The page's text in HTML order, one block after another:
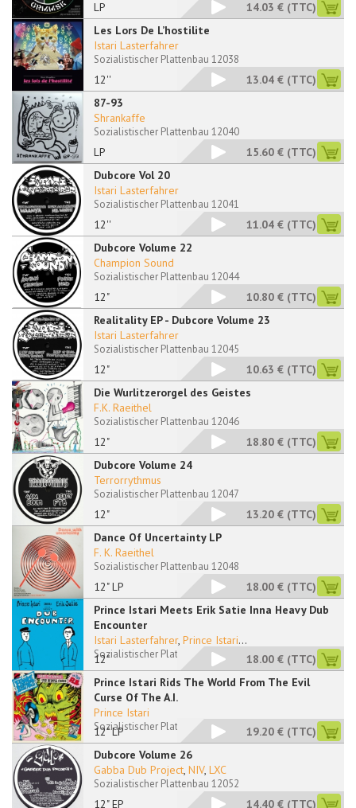
LP 14.03 € (TTC)
Les Lors De L’hostilite
12''
Istari Lasterfahrer
Sozialistischer Plattenbau 12038
13.04 € (TTC)
87-93
LP
Shrankaffe
Sozialistischer Plattenbau 12040
15.60 € (TTC)
Dubcore Vol 20
12''
Istari Lasterfahrer
Sozialistischer Plattenbau 12041
11.04 € (TTC)
Dubcore Volume 22
12"
Champion Sound
Sozialistischer Plattenbau 12044
10.80 € (TTC)
Realitality EP - Dubcore Volume 23
12"
Istari Lasterfahrer
Sozialistischer Plattenbau 12045
10.63 € (TTC)
Die Wurlitzerorgel des Geistes
12"
F.K. Raeithel
Sozialistischer Plattenbau 12046
18.80 € (TTC)
Dubcore Volume 24
12"
Terrorrythmus
Sozialistischer Plattenbau 12047
13.20 € (TTC)
Dance Of Uncertainty LP
12" LP
F. K. Raeithel
Sozialistischer Plattenbau 12048
18.00 € (TTC)
Prince Istari Meets Erik Satie Inna Heavy Dub
Encounter
12"
Istari Lasterfahrer, Prince Istari...
Sozialistischer Plattenbau 12050 RP18.00 € (TTC)
Prince Istari Rids The World From The Evil
Curse Of The A.I.
12" LP
Prince Istari
Sozialistischer Plattenbau 12051 LP19.20 € (TTC)
Dubcore Volume 26
12" EP
Gabba Dub Project, NIV, LXC
Sozialistischer Plattenbau 12052
14.40 € (TTC)